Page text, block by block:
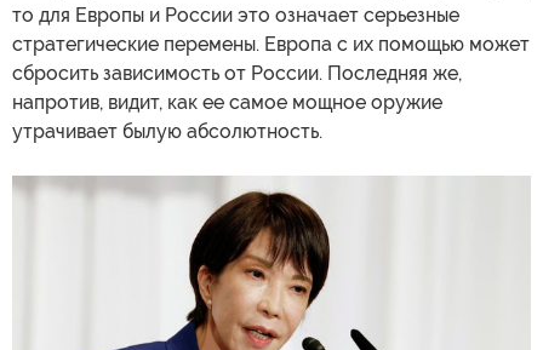
то для Европы и России это означает серьезные
стратегические перемены. Европа с их помощью может
сбросить зависимость от России. Последняя же,
напротив, видит, как ее самое мощное оружие
утрачивает былую абсолютность.